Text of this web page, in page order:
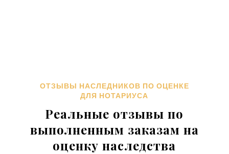
ОТЗЫВЫ НАСЛЕДНИКОВ ПО ОЦЕНКЕ
ДЛЯ НОТАРИУСА
Реальные отзывы по
выполненным заказам на
оценку наследства